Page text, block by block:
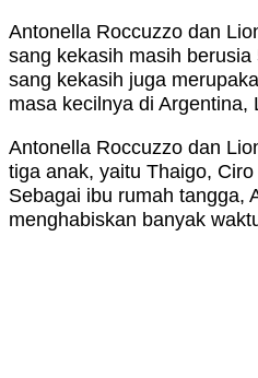
Antonella Roccuzzo dan
sang kekasih masih berusia
sang kekasih juga
masa kecilnya di Argentina,
Antonella Roccuzzo dan
tiga anak, yaitu Thaigo,
Sebagai ibu rumah tangga,
menghabiskan banyak